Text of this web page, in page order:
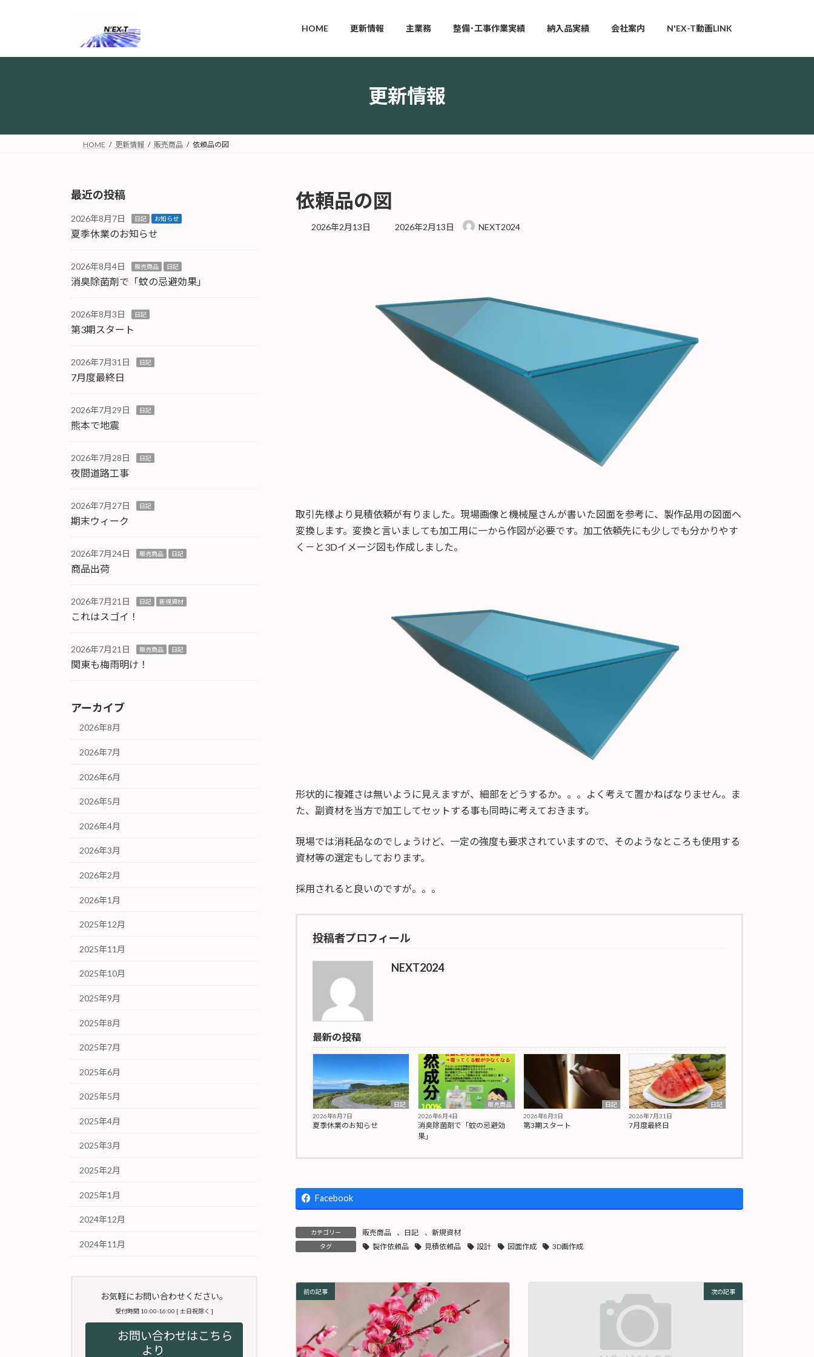
プ
動
HOME 更新情報 主業務 整備･工事作業実績 納入品実績 会社案内 N'EX-T動画LINK
更新情報
HOME 更新情報 販売商品 依頼品の図
依頼品の図
2026年2月13日
最
2026年2月13日 NEXT2024
取引先様より見積依頼が有りました。現場画像と機械屋さんが書いた図面を参考に、製作品用の図面へ
変換します。変換と言いましても加工用に一から作図が必要です。加工依頼先にも少しでも分かりやす
く－と3Dイメージ図も作成しました。
形状的に複雑さは無いように見えますが、細部をどうするか。。。よく考えて置かねばなりません。ま
た、副資材を当方で加工してセットする事も同時に考えておきます。
現場では消耗品なのでしょうけど、一定の強度も要求されていますので、そのようなところも使用する
資材等の選定もしております。
採用されると良いのですが。。。
投稿者プロフィール
NEXT2024
最新の投稿
日記
2026年8月7日
夏季休業のお知らせ
販売商品
2026年8月4日
消臭除菌剤で「蚊の忌避効
果」
日記
2026年8月3日
第3期スタート
日記
2026年7月31日
7月度最終日
Facebook
カテゴリー 販売商品 、 日記 、 新規資材
タグ 製作依頼品 見積依頼品 設計 図面作成 3D画作成
前の記事 次の記事
最近の投稿
2026年8月7日 日記 お知らせ
夏季休業のお知らせ
2026年8月4日 販売商品 日記
消臭除菌剤で「蚊の忌避効果」
2026年8月3日 日記
第3期スタート
2026年7月31日 日記
7月度最終日
2026年7月29日 日記
熊本で地震
2026年7月28日 日記
夜間道路工事
2026年7月27日 日記
期末ウィーク
2026年7月24日 販売商品 日記
商品出荷
2026年7月21日 日記 新規資材
これはスゴイ！
2026年7月21日 販売商品 日記
関東も梅雨明け！
アーカイブ
2026年8月
2026年7月
2026年6月
2026年5月
2026年4月
2026年3月
2026年2月
2026年1月
2025年12月
2025年11月
2025年10月
2025年9月
2025年8月
2025年7月
2025年6月
2025年5月
2025年4月
2025年3月
2025年2月
2025年1月
2024年12月
2024年11月
お気軽にお問い合わせください。
受付時間 10:00-16:00 [ 土日祝除く ]
お問い合わせはこちら
より